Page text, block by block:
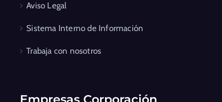
Aviso Legal
Sistema Interno de Información
Trabaja con nosotros